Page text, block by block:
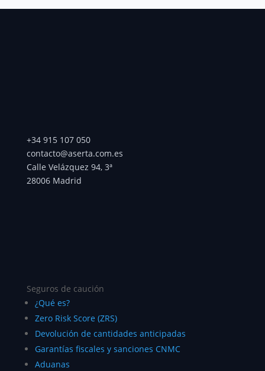
+34 915 107 050
contacto@aserta.com.es
Calle Velázquez 94, 3ª
28006 Madrid
Seguros de caución
¿Qué es?
Zero Risk Score (ZRS)
Devolución de cantidades anticipadas
Garantías fiscales y sanciones CNMC
Aduanas